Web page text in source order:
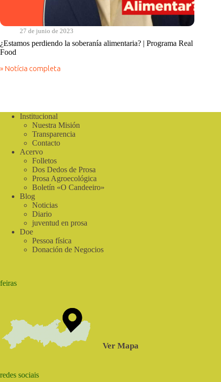
27 de junio de 2023
¿Estamos perdiendo la soberanía alimentaria? | Programa Real
Food
» Notícia completa
¿Estamos
|
Programa
Institucional
Nuestra Misión
Transparencia
Contacto
Acervo
Folletos
Dos Dedos de Prosa
Prosa Agroecológica
Boletín «O Candeeiro»
Blog
Noticias
Diario
juventud en prosa
Doe
Pessoa física
Donación de Negocios
feiras
Ver Mapa
redes sociais